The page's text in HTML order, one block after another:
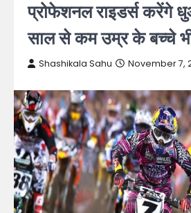
प्रोफेशनल राइडर्स करेंगे
साल से कम उम्र के बच्चे
Shashikala Sahu November 7,